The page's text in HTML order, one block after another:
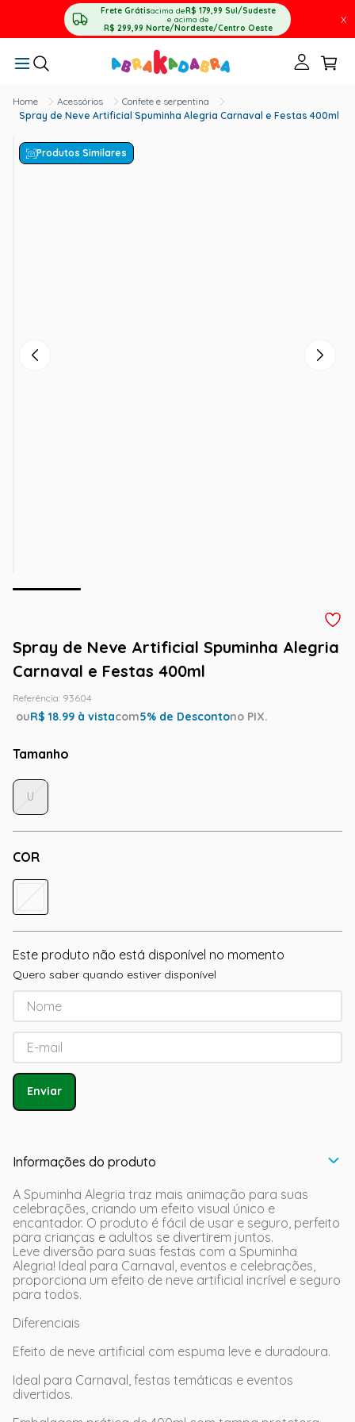
Frete Grátisacima deR$ 179,99 Sul/Sudeste
e acima de
R$ 299,99 Norte/Nordeste/Centro Oeste
X
Acessórios
Confete e serpentina
Spray de Neve Artificial Spuminha Alegria Carnaval e Festas 400ml
Produtos Similares
Spray de Neve Artificial Spuminha Alegria
Carnaval e Festas 400ml
Referência: 93604
ouR$ 18.99 à vistacom5% de Descontono PIX.
Tamanho
COR
U
Este produto não está disponível no momento
Quero saber quando estiver disponível
Enviar
Informações do produto
A Spuminha Alegria traz mais animação para suas
celebrações, criando um efeito visual único e
encantador. O produto é fácil de usar e seguro, perfeito
para crianças e adultos se divertirem juntos.
Leve diversão para suas festas com a Spuminha
Alegria! Ideal para Carnaval, eventos e celebrações,
proporciona um efeito de neve artificial incrível e seguro
para todos.
Diferenciais
Efeito de neve artificial com espuma leve e duradoura.
Ideal para Carnaval, festas temáticas e eventos
divertidos.